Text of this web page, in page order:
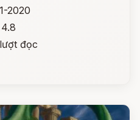
2020
4.8
đọc